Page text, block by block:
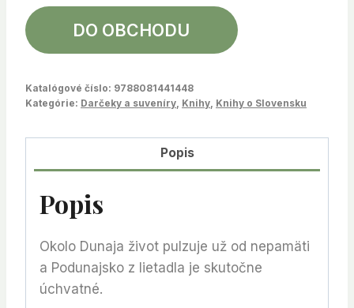
DO OBCHODU
Katalógové číslo: 9788081441448
Kategórie: Darčeky a suveníry Knihy Knihy o Slovensku
Popis
Popis
Okolo Dunaja život pulzuje už od nepamäti
a Podunajsko z lietadla je skutočne
úchvatné.